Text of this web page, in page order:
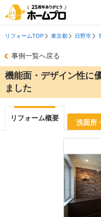
リフォームTOP 東京都 日野市
事例一覧へ戻る
機能面・デザイン性に
ました
リフォーム概要
洗面所